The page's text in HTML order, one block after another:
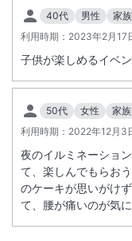
40代 男性
家族
利用時期： 2023年2月17
子供が楽しめるイベ
50代 女性
家族
利用時期： 2022年12月3
夜のイルミネーショ
て、楽しんでもらお
のケーキが思いがけ
て、腰が痛いのが気